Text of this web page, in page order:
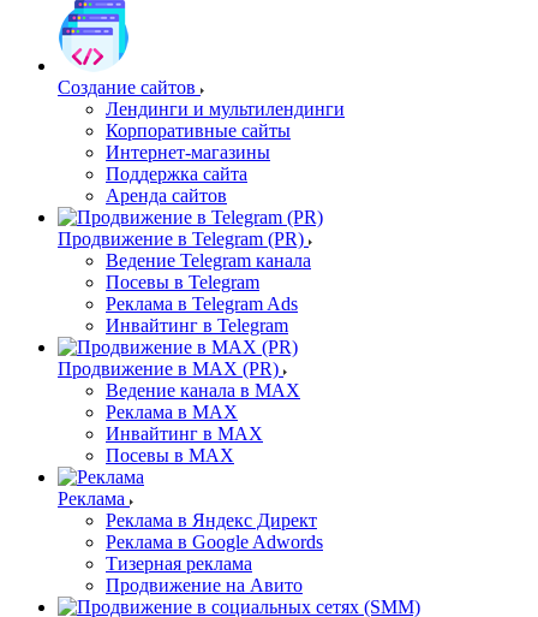
Создание сайтов
Лендинги и мультилендинги
Корпоративные сайты
Интернет-магазины
Поддержка сайта
Аренда сайтов
Продвижение в Telegram (PR)
Ведение Telegram канала
Посевы в Telegram
Реклама в Telegram Ads
Инвайтинг в Telegram
Продвижение в MAX (PR)
Ведение канала в MAX
Реклама в MAX
Инвайтинг в MAX
Посевы в MAX
Реклама
Реклама в Яндекс Директ
Реклама в Google Adwords
Тизерная реклама
Продвижение на Авито